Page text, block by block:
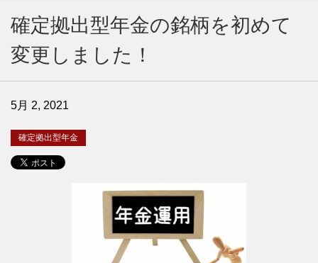
確定拠出型年金の銘柄を初めて
変更しました！
5月 2, 2021
確定拠出型年金